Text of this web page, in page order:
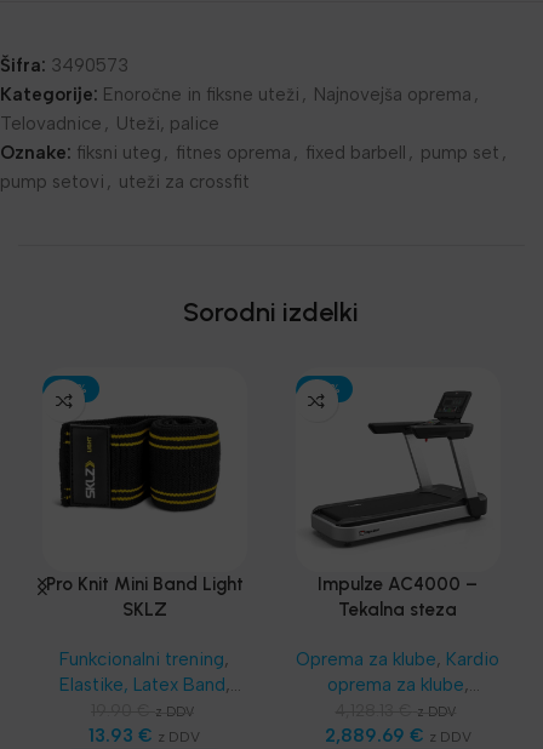
Šifra: 3490573
Kategorije: Enoročne in fiksne uteži , Najnovejša oprema ,
Telovadnice , Uteži, palice
Oznake: fiksni uteg , fitnes oprema , fixed barbell , pump set ,
pump setovi , uteži za crossfit
Sorodni izdelki
-30%
Pro Knit Mini Band Light
SKLZ
Funkcionalni trening,
Elastike, Latex Band,
SKLZ Funkcionalni
trening, Aerobika in
z DDV
13.93€ z DDV
-30%
Impulze AC4000 –
Tekalna steza
Oprema za klube, Kardio
oprema za klube,
, Kardio
oprema,Tekalne steze
z DDV
2,889.69 € z DDV